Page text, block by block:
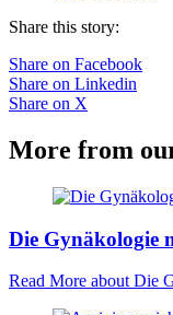
Share this story:
Share on Facebook
Share on Linkedin
Share on X
More from
Die Gynäkologie
Read More about Die